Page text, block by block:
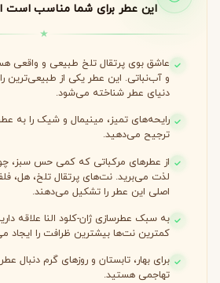
این عطر برای شما مناسب است
عاشق بوی پرتقال تلخ طبیعی و واقعی
و آب‌نباتی. این عطر یکی از طبیعی‌ترین
دنیای عطر شناخته می‌شود.
رایحه‌های تمیز، مینیمال و شیک را به
ترجیح می‌دهید.
از عطرهای مرکباتی که کمی حس سبز،
لذت می‌برید. نت‌های پرتقال تلخ، هل،
اصلی این عطر را تشکیل می‌دهند.
به سبک عطرسازی ژان-کلود النا علاقه
کمترین نت‌ها بیشترین ظرافت را ایجاد
برای بهار، تابستان و روزهای گرم دنبال
تهاجمی هستید.